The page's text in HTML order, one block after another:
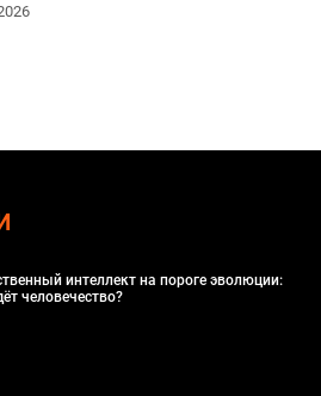
интеллект на пороге эволюции:
человечество?